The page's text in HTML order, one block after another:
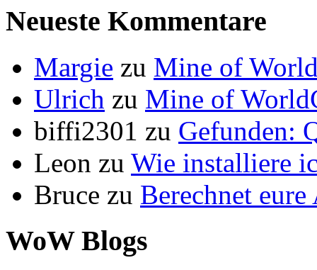
Neueste Kommentare
Margie zu Mine of
Ulrich zu Mine of
biffi2301 zu Gefunden:
Leon zu Wie installiere
Bruce zu Berechnet
WoW Blogs